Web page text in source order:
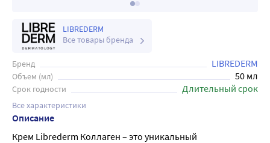
LIBREDERM
Все товары бренда
Бренд LIBREDERM
Объем (мл) 50 мл
Срок годности Длительный срок
Все характеристики
Описание
Крем Librederm Коллаген – это уникальный